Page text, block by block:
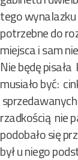
tego
potrzebne do
miejsca i sam
Nie będę
musiało być:
rzadkością nie
podobało się
był u niego